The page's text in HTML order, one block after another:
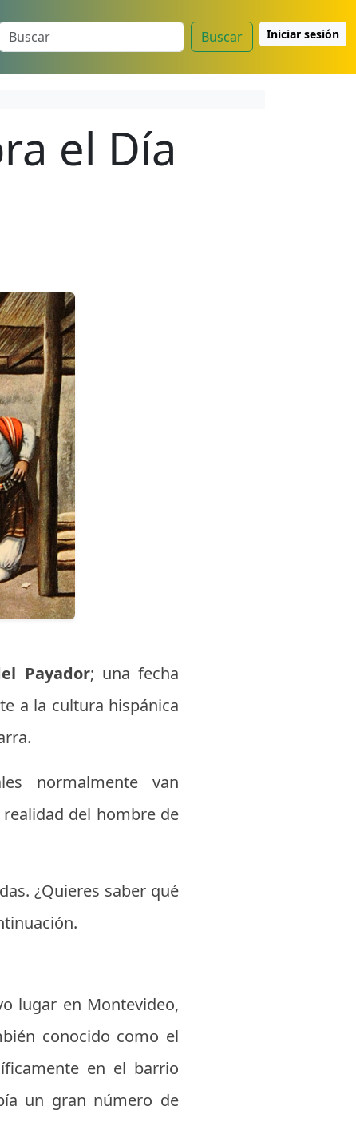
Buscar Iniciar sesión
el Día
Payador; una fecha
a la cultura hispánica
normalmente van
del hombre de
¿Quieres saber qué
lugar en Montevideo,
conocido como el
en el barrio
un gran número de